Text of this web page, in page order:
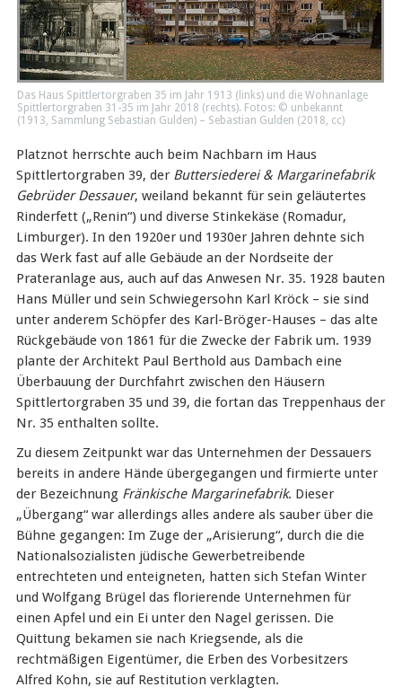
Das Haus Spittlertorgraben 35 im Jahr 1913 (links) und die Wohnanlage
Spittlertorgraben 31-35 im Jahr 2018 (rechts). Fotos: © unbekannt
(1913, Sammlung Sebastian Gulden) – Sebastian Gulden (2018, cc)
Platznot herrschte auch beim Nachbarn im Haus
Spittlertorgraben 39, der Buttersiederei & Margarinefabrik
Gebrüder Dessauer, weiland bekannt für sein geläutertes
Rinderfett („Renin“) und diverse Stinkekäse (Romadur,
Limburger). In den 1920er und 1930er Jahren dehnte sich
das Werk fast auf alle Gebäude an der Nordseite der
Prateranlage aus, auch auf das Anwesen Nr. 35. 1928 bauten
Hans Müller und sein Schwiegersohn Karl Kröck – sie sind
unter anderem Schöpfer des Karl-Bröger-Hauses – das alte
Rückgebäude von 1861 für die Zwecke der Fabrik um. 1939
plante der Architekt Paul Berthold aus Dambach eine
Überbauung der Durchfahrt zwischen den Häusern
Spittlertorgraben 35 und 39, die fortan das Treppenhaus der
Nr. 35 enthalten sollte.
Zu diesem Zeitpunkt war das Unternehmen der Dessauers
bereits in andere Hände übergegangen und firmierte unter
der Bezeichnung Fränkische Margarinefabrik. Dieser
„Übergang“ war allerdings alles andere als sauber über die
Bühne gegangen: Im Zuge der „Arisierung“, durch die die
Nationalsozialisten jüdische Gewerbetreibende
entrechteten und enteigneten, hatten sich Stefan Winter
und Wolfgang Brügel das florierende Unternehmen für
einen Apfel und ein Ei unter den Nagel gerissen. Die
Quittung bekamen sie nach Kriegsende, als die
rechtmäßigen Eigentümer, die Erben des Vorbesitzers
Alfred Kohn, sie auf Restitution verklagten.